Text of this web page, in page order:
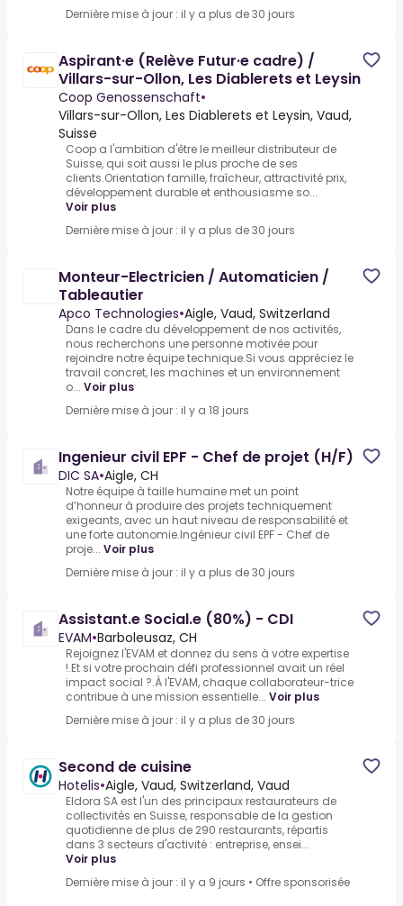
Dernière mise à jour : il y a plus de 30 jours
Aspirant·e (Relève Futur·e cadre) /
Villars-sur-Ollon, Les Diablerets et Leysin
Coop Genossenschaft•
Villars-sur-Ollon, Les Diablerets et Leysin, Vaud,
Suisse
Coop a l'ambition d'être le meilleur distributeur de
Suisse, qui soit aussi le plus proche de ses
clients.Orientation famille, fraîcheur, attractivité prix,
développement durable et enthousiasme so...
Voir plus
Dernière mise à jour : il y a plus de 30 jours
Monteur-Electricien / Automaticien /
Tableautier
Apco Technologies•Aigle, Vaud, Switzerland
Dans le cadre du développement de nos activités,
nous recherchons une personne motivée pour
rejoindre notre équipe technique.Si vous appréciez le
travail concret, les machines et un environnement
o... Voir plus
Dernière mise à jour : il y a 18 jours
Ingenieur civil EPF - Chef de projet (H/F)
DIC SA•Aigle, CH
Notre équipe à taille humaine met un point
d’honneur à produire des projets techniquement
exigeants, avec un haut niveau de responsabilité et
une forte autonomie.Ingénieur civil EPF - Chef de
proje... Voir plus
Dernière mise à jour : il y a plus de 30 jours
Assistant.e Social.e (80%) - CDI
EVAM•Barboleusaz, CH
Rejoignez l'EVAM et donnez du sens à votre expertise
!.Et si votre prochain défi professionnel avait un réel
impact social ?.À l'EVAM, chaque collaborateur-trice
contribue à une mission essentielle... Voir plus
Dernière mise à jour : il y a plus de 30 jours
Second de cuisine
Hotelis•Aigle, Vaud, Switzerland, Vaud
Eldora SA est l'un des principaux restaurateurs de
collectivités en Suisse, responsable de la gestion
quotidienne de plus de 290 restaurants, répartis
dans 3 secteurs d'activité : entreprise, ensei...
Voir plus
Dernière mise à jour : il y a 9 jours • Offre sponsorisée